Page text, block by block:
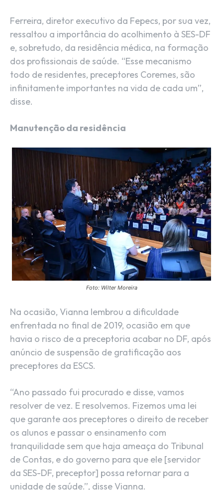
Ferreira, diretor executivo da Fepecs, por sua vez,
ressaltou a importância do acolhimento à SES-DF
e, sobretudo, da residência médica, na formação
dos profissionais de saúde. “Esse mecanismo
todo de residentes, preceptores Coremes, são
infinitamente importantes na vida de cada um”,
disse.
Manutenção da residência
Foto: Wilter Moreira
Na ocasião, Vianna lembrou a dificuldade
enfrentada no final de 2019, ocasião em que
havia o risco de a preceptoria acabar no DF, após
anúncio de suspensão de gratificação aos
preceptores da ESCS.
“Ano passado fui procurado e disse, vamos
resolver de vez. E resolvemos. Fizemos uma lei
que garante aos preceptores o direito de receber
os alunos e passar o ensinamento com
tranquilidade sem que haja ameaça do Tribunal
de Contas, e do governo para que ele [servidor
da SES-DF, preceptor] possa retornar para a
unidade de saúde.”, disse Vianna.